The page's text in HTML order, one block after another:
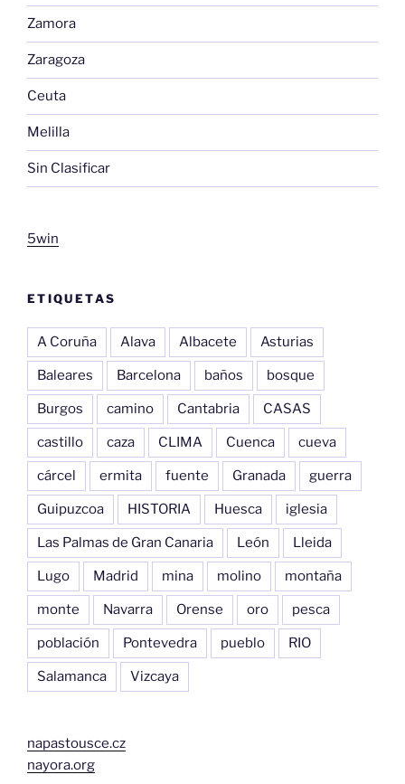
Zamora
Zaragoza
Ceuta
Melilla
Sin Clasificar
5win
ETIQUETAS
A Coruña Alava Albacete Asturias
Baleares Barcelona baños bosque
Burgos camino Cantabria CASAS
castillo caza CLIMA Cuenca cueva
cárcel ermita fuente Granada guerra
Guipuzcoa HISTORIA Huesca iglesia
Las Palmas de Gran Canaria León Lleida
Lugo Madrid mina molino montaña
monte Navarra Orense oro pesca
población Pontevedra pueblo RIO
Salamanca Vizcaya
napastousce.cz
nayora.org